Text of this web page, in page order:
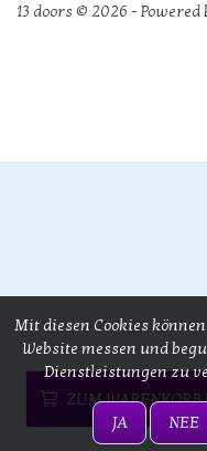
ZUM
13 doors © 2026 - Powered
Mit diesen Cookies
Website messen und
Dienstleistungen zu
JA NEE